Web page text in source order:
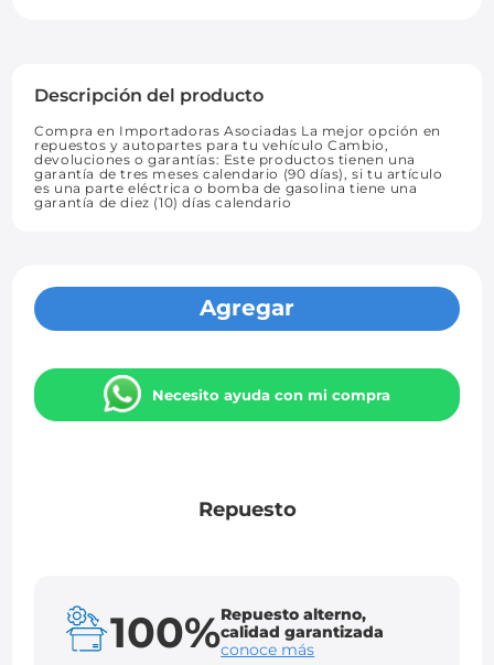
Descripción del producto
Compra en Importadoras Asociadas La mejor opción en
repuestos y autopartes para tu vehículo Cambio,
devoluciones o garantías: Este productos tienen una
garantía de tres meses calendario (90 días), si tu artículo
es una parte eléctrica o bomba de gasolina tiene una
garantía de diez (10) días calendario
Agregar
Necesito ayuda con mi compra
Repuesto
100%Repuesto alterno,
calidad garantizada
conoce más